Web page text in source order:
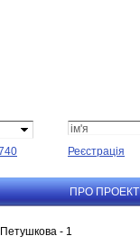
Реєстрація
ПРО ПРОЕКТ
- 1